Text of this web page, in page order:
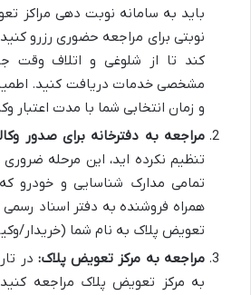
باید به سامانه نوبت دهی مراکز
نوبتی برای مراجعه حضوری رزرو
کند تا از شلوغی و اتلاف وقت
مشخصی خدمات دریافت کنید.
و زمان انتخابی شما با مدت اعتبار
مراجعه به دفترخانه برای صدور
تنظیم نکرده اید، این مرحله
تمامی مدارک شناسایی و خودرو
همراه فروشنده به دفتر اسناد رسمی
تعویض پلاک به نام شما (خریدار/
مراجعه به مرکز تعویض پلاک: در
به مرکز تعویض پلاک مراجعه